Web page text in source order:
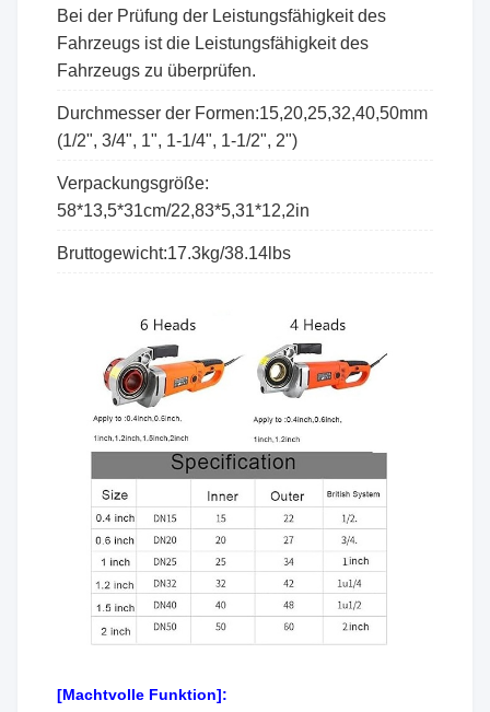
Bei der Prüfung der Leistungsfähigkeit des
Fahrzeugs ist die Leistungsfähigkeit des
Fahrzeugs zu überprüfen.
Durchmesser der Formen:15,20,25,32,40,50mm
(1/2", 3/4", 1", 1-1/4", 1-1/2", 2")
Verpackungsgröße:
58*13,5*31cm/22,83*5,31*12,2in
Bruttogewicht:17.3kg/38.14lbs
[Machtvolle Funktion]: